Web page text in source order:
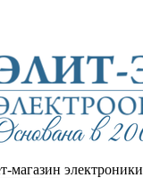
магазин электроники